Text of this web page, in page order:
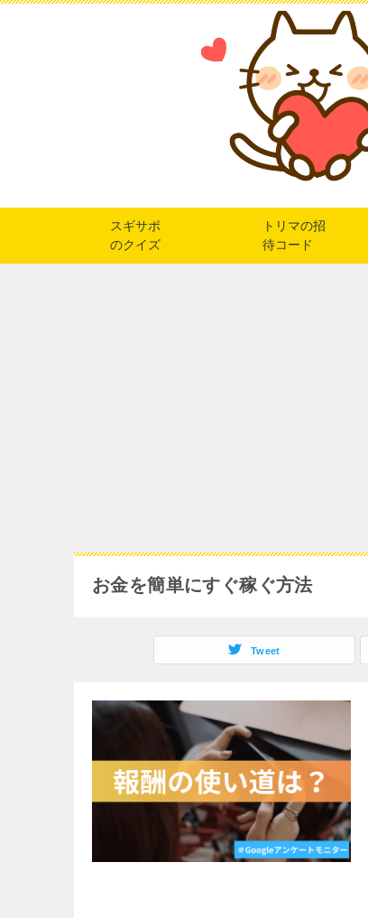
スギサポ
のクイズ
トリマの招
待コード
お金を簡単にすぐ稼ぐ方法
Tweet